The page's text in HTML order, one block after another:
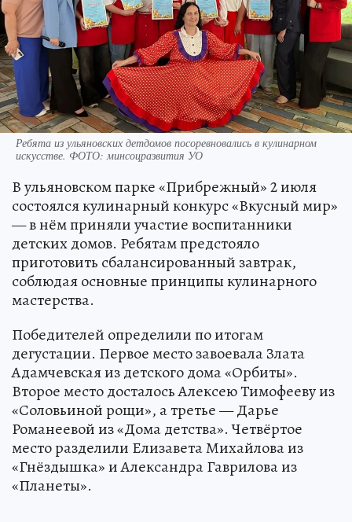
Ребята из ульяновских детдомов посоревновались в кулинарном
искусстве. ФОТО: минсоцразвития УО
В ульяновском парке «Прибрежный» 2 июля
состоялся кулинарный конкурс «Вкусный мир»
— в нём приняли участие воспитанники
детских домов. Ребятам предстояло
приготовить сбалансированный завтрак,
соблюдая основные принципы кулинарного
мастерства.
Победителей определили по итогам
дегустации. Первое место завоевала Злата
Адамчевская из детского дома «Орбиты».
Второе место досталось Алексею Тимофееву из
«Соловьиной рощи», а третье — Дарье
Романеевой из «Дома детства». Четвёртое
место разделили Елизавета Михайлова из
«Гнёздышка» и Александра Гаврилова из
«Планеты».